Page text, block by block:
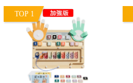
TOP 1